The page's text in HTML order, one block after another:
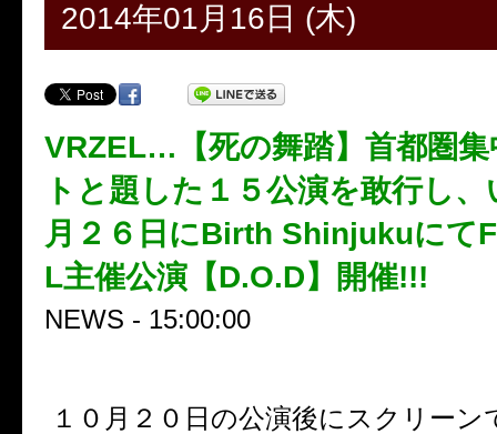
2014年01月16日 (木)
VRZEL…【死の舞踏】首都圏集
トと題した１５公演を敢行し
月２６日にBirth Shinjukuにて
L主催公演【D.O.D】開催!!!
NEWS - 15:00:00
１０月２０日の公演後にスクリーン